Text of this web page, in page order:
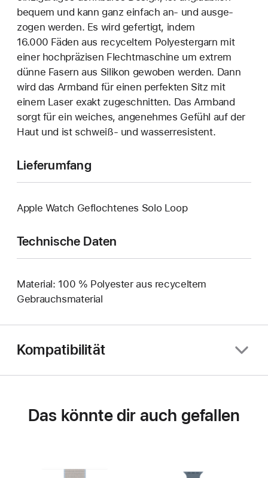
bequem und kann ganz einfach an‑ und ausge­
zogen werden. Es wird gefertigt, indem
16.000 Fäden aus recyceltem Polyester­garn mit
einer hoch­präzisen Flecht­maschine um extrem
dünne Fasern aus Silikon gewoben werden. Dann
wird das Armband für einen perfekten Sitz mit
einem Laser exakt zuge­schnitten. Das Armband
sorgt für ein weiches, angenehmes Gefühl auf der
Haut und ist schweiß- und wasser­resistent.
Lieferumfang
Apple Watch Geflochtenes Solo Loop
Technische Daten
Material: 100 % Polyester aus recyceltem
Gebrauchsmaterial
Kompatibilität
Das könnte dir auch gefallen